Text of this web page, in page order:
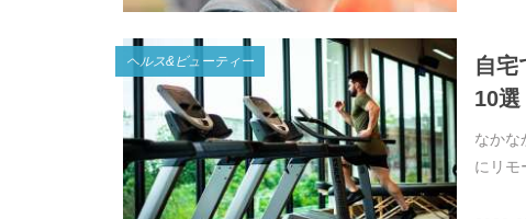
ヘルス&ビューティー
自宅
10選
なかな
にリモ